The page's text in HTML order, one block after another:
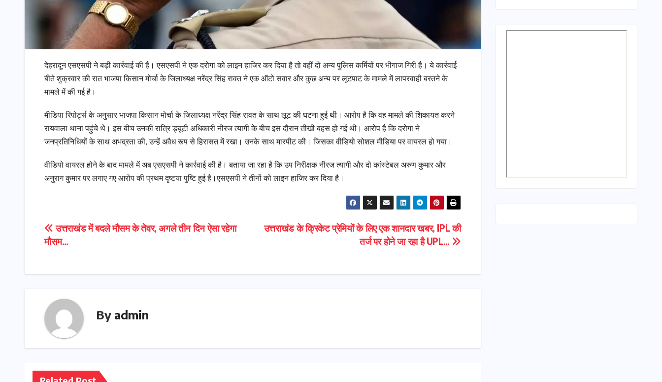
देहरादून एसएसपी ने बड़ी कार्रवाई की है। एसएसपी ने एक दरोगा को लाइन हाजिर कर दिया है तो वहीं दो अन्य पुलिस कर्मियों पर भीगाज गिरी है। ये कार्रवाई
बीते शुक्रवार की रात भाजपा किसान मोर्चा के जिलाध्यक्ष नरेंद्र सिंह रावत ने एक ऑटो सवार और कुछ अन्य पर लूटपाट के मामले में लापरवाही बरतने के
मामले में की गई है।
मीडिया रिपोर्ट्स के अनुसार भाजपा किसान मोर्चा के जिलाध्यक्ष नरेंद्र सिंह रावत के साथ लूट की घटना हुई थी। आरोप है कि वह मामले की शिकायत करने
रायवाला थाना पहुंचे थे। इस बीच उनकी रात्रि ड्यूटी अधिकारी नीरज त्यागी के बीच इस दौरान तीखी बहस हो गई थी। आरोप है कि दरोगा ने
जनप्रतिनिधियों के साथ अभद्रता की, उन्हें अवैध रूप से हिरासत में रखा। उनके साथ मारपीट की। जिसका वीडियो सोशल मीडिया पर वायरल हो गया।
वीडियो वायरल होने के बाद मामले में अब एसएसपी ने कार्रवाई की है। बताया जा रहा है कि उप निरीक्षक नीरज त्यागी और दो कांस्टेबल अरुण कुमार और
अनुराग कुमार पर लगाए गए आरोप की प्रथम दृष्टया पुष्टि हुई है।एसएसपी ने तीनों को लाइन हाजिर कर दिया है।
Post
उत्तराखंड के क्रिकेट प्रेमियों के लिए एक शानदार खबर, IPL की
तर्ज पर होने जा रहा है UPL…
उत्तराखंड में बदले मौसम के तेवर, अगले तीन दिन ऐसा रहेगा
मौसम…
By admin